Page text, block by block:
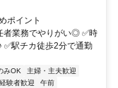
イント
務でやりがい◎ ✅時
✅駅チカ徒歩2分で通勤
みOK
主婦・主夫歓迎
験者歓迎
午前